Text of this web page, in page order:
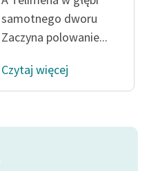
samotnego dworu
Zaczyna polowanie...
Czytaj więcej